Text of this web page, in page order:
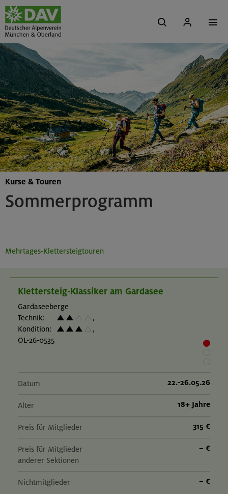
Sommerprogramm
Kurse & Touren
Mehrtages-Klettersteigtouren
Klettersteig-Klassiker am Gardasee
Gardaseeberge
Technik:
,
Kondition:
,
OL-26-0535
Datum 22.-26.05.26
Alter 18+ Jahre
Preis für Mitglieder 315 €
Preis für Mitglieder
anderer Sektionen
– €
Nichtmitglieder – €